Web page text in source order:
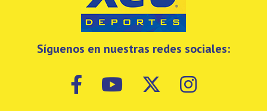
Síguenos en nuestras redes sociales: